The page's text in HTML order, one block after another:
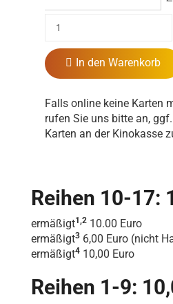
In den Warenkorb
Falls online keine Karten
rufen Sie uns bitte an,
Karten an der Kinokasse
Reihen 10-17:
ermäßigt1,2 10.00 Euro
ermäßigt3 6,00 Euro (nicht
ermäßigt4 10,00 Euro
Reihen 1-9: